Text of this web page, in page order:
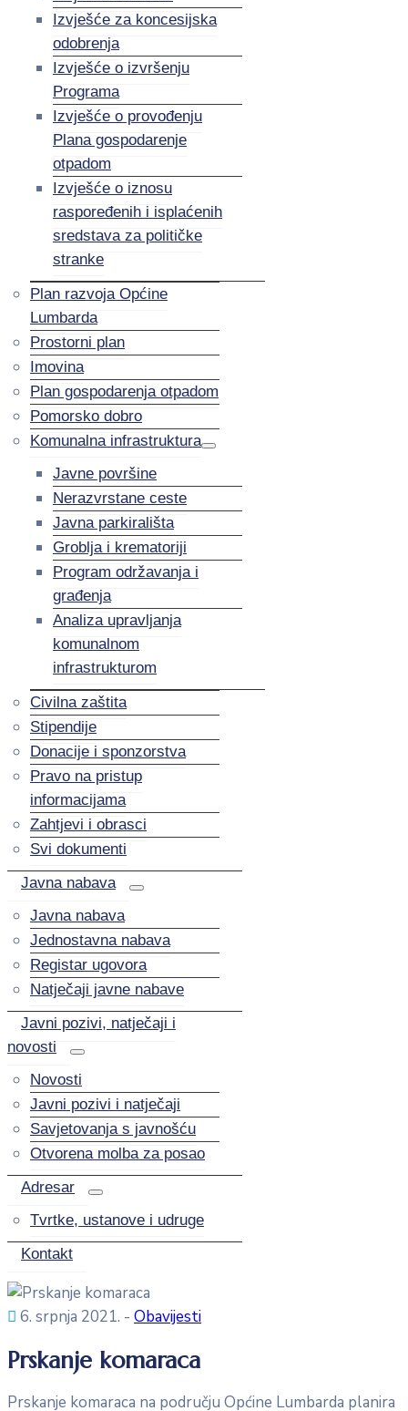
Izvješće za koncesijska
odobrenja
Izvješće o izvršenju
Programa
Izvješće o provođenju
Plana gospodarenje
otpadom
Izvješće o iznosu
raspoređenih i isplaćenih
sredstava za političke
stranke
Plan razvoja Općine
Lumbarda
Prostorni plan
Imovina
Plan gospodarenja otpadom
Pomorsko dobro
Komunalna infrastruktura
Javne površine
Nerazvrstane ceste
Javna parkirališta
Groblja i krematoriji
Program održavanja i
građenja
Analiza upravljanja
komunalnom
infrastrukturom
Civilna zaštita
Stipendije
Donacije i sponzorstva
Pravo na pristup
informacijama
Zahtjevi i obrasci
Svi dokumenti
Javna nabava
Javna nabava
Jednostavna nabava
Registar ugovora
Natječaji javne nabave
Javni pozivi, natječaji i
novosti
Novosti
Javni pozivi i natječaji
Savjetovanja s javnošću
Otvorena molba za posao
Adresar
Tvrtke, ustanove i udruge
Kontakt
6. srpnja 2021. - Obavijesti
Prskanje komaraca
Prskanje komaraca na području Općine Lumbarda planira